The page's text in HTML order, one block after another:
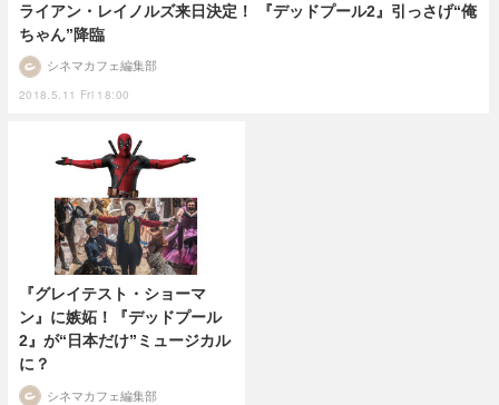
ライアン・レイノルズ来日決定！ 『デッドプール2』引っさげ“俺
ちゃん”降臨
2018.5.11 Fri 18:00
シネマカフェ編集部
『グレイテスト・ショーマ
ン』に嫉妬！『デッドプール
2』が“日本だけ”ミュージカル
に？
シネマカフェ編集部